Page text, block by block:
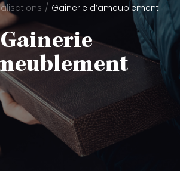
Gainerie d’ameublement
Gainerie